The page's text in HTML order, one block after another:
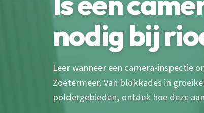
nodig bij
Leer wanneer een camera-inspectie
Zoetermeer. Van blokkades in
poldergebieden, ontdek hoe deze